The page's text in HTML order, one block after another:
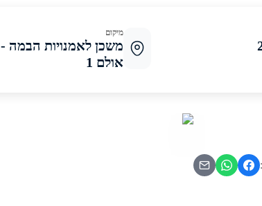
מיקום
משכן לאמנויות הבמה -
אולם 1